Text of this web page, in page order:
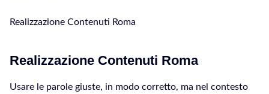
Realizzazione Contenuti Roma
Realizzazione Contenuti Roma
Usare le parole giuste, in modo corretto, ma nel contesto